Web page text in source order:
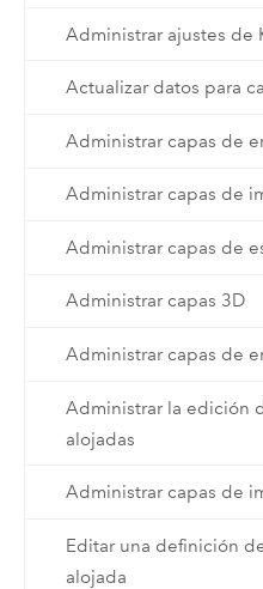
Administrar ajustes de
Actualizar datos para
Administrar capas de
Administrar capas de
Administrar capas de
Administrar capas 3D
Administrar capas de
Administrar la edición
alojadas
Administrar capas de
Editar una definición
alojada